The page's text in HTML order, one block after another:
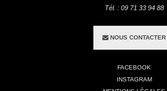
Tél. : 09 71 33 94 88
NOUS CONTACTER
FACEBOOK
INSTAGRAM